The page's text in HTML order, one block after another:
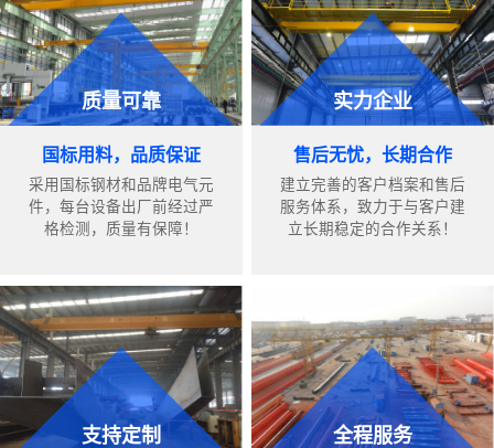
质量可靠
国标用料，品质保证
采用国标钢材和品牌电气元
件，每台设备出厂前经过严
格检测，质量有保障！
实力企业
售后无忧，长期合作
建立完善的客户档案和售后
服务体系，致力于与客户建
立长期稳定的合作关系！
支持定制 全程服务